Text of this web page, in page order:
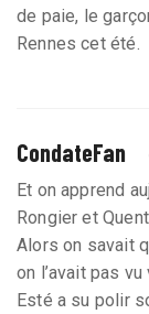
de paie, le
Rennes cet été.
CondateFan
Et on apprend
Rongier et
Alors on savait
on l’avait pas vu
Esté a su polir